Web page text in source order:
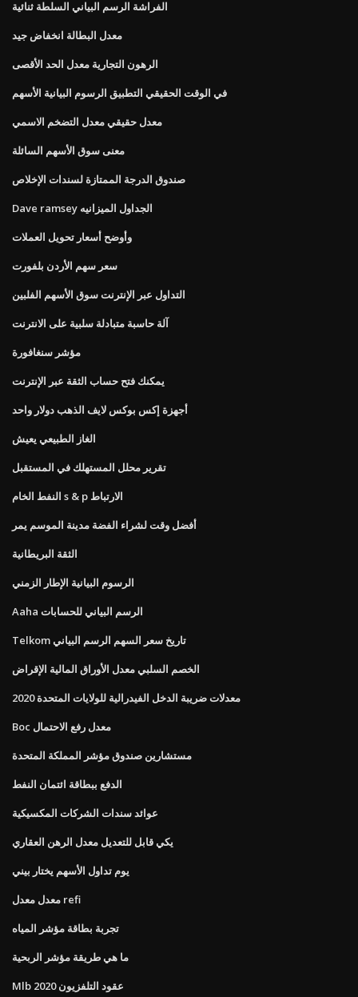
الفراشة الرسم البياني السلطة ثنائية
معدل البطالة انخفاض جيد
الرهون التجارية معدل الحد الأقصى
في الوقت الحقيقي التطبيق الرسوم البيانية الأسهم
معدل حقيقي معدل التضخم الاسمي
معنى سوق الأسهم السائلة
صندوق الدرجة الممتازة لسندات الإخلاص
Dave ramsey الجداول الميزانيه
وأوضح أسعار تحويل العملات
سعر سهم الأردن بلفورت
التداول عبر الإنترنت سوق الأسهم الفلبين
آلة حاسبة متبادلة سلبية على الانترنت
مؤشر سنغافورة
يمكنك فتح حساب الثقة عبر الإنترنت
أجهزة إكس بوكس ​​لايف الذهب دولار واحد
الغاز الطبيعي يعيش
تقرير محلل المستهلك في المستقبل
النفط الخام s & p الارتباط
أفضل وقت لشراء الفضة مدينة الموسم يمر
الثقة البريطانية
الرسوم البيانية الإطار الزمني
Aaha الرسم البياني للحسابات
Telkom تاريخ سعر السهم الرسم البياني
الخصم السلبي معدل الأوراق المالية الإقراض
معدلات ضريبة الدخل الفيدرالية للولايات المتحدة 2020
Boc معدل رفع الاحتمال
مستشارين صندوق مؤشر المملكة المتحدة
الدفع ببطاقة ائتمان النفط
عوائد سندات الشركات المكسيكية
يكي قابل للتعديل معدل الرهن العقاري
يوم تداول الأسهم يختار بيني
معدل معدل refi
تجربة بطاقة مؤشر المياه
ما هي طريقة مؤشر الربحية
Mlb عقود التلفزيون 2020